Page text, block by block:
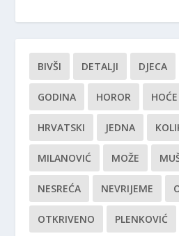
BIVŠI DETALJI DJECA
GODINA HOROR HOĆE
HRVATSKI JEDNA
MILANOVIĆ MOŽE
NESREĆA NEVRIJEME
OTKRIVENO PLENKOVIĆ